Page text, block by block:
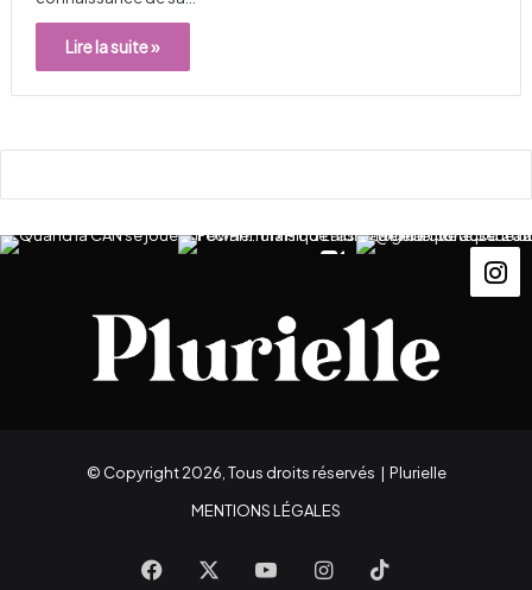
Lire la suite »
© Copyright 2026, Tous droits réservés | Plurielle
MENTIONS LÉGALES
Facebook YouTubeInstagram